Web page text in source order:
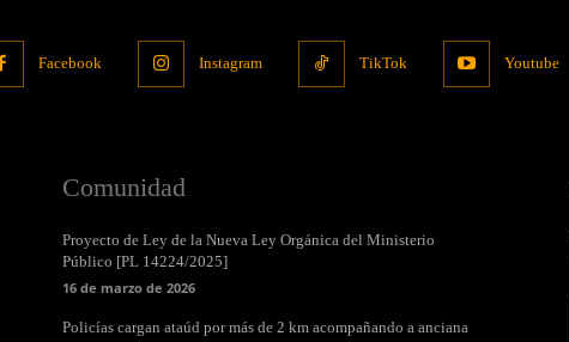
Facebook Instagram TikTok Youtube
Comunidad
Proyecto de Ley de la Nueva Ley Orgánica del Ministerio
Público [PL 14224/2025]
16 de marzo de 2026
Policías cargan ataúd por más de 2 km acompañando a anciana